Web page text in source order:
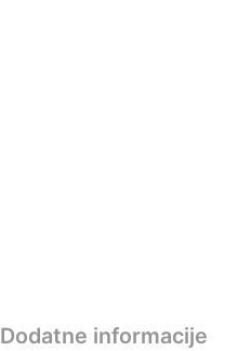
Dodatne informacije